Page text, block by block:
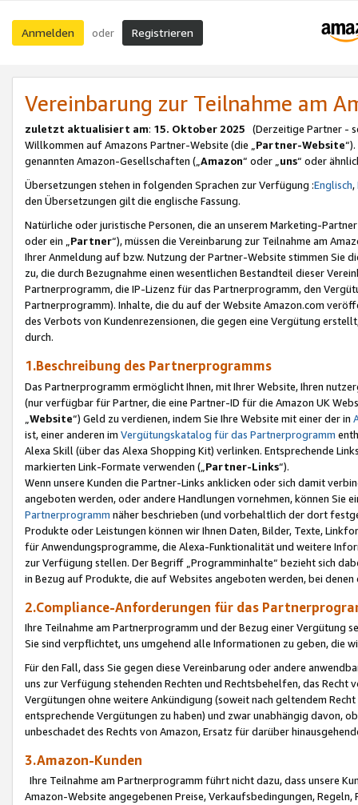
Anmelden oder Registrieren
Vereinbarung zur Teilnahme am
zuletzt aktualisiert am: 15. Oktober 2025 (Derzeitige Partner -
Willkommen auf Amazons Partner-Website (die „Partner-Website
genannten Amazon-Gesellschaften („Amazon“ oder „uns“ oder
Übersetzungen stehen in folgenden Sprachen zur Verfügung :Englisch,
den Übersetzungen gilt die englische Fassung.
Natürliche oder juristische Personen, die an unserem Marketing-
oder ein „Partner“), müssen die Vereinbarung zur Teilnahme am
Ihrer Anmeldung auf bzw. Nutzung der Partner-Website stimmen Sie
zu, die durch Bezugnahme einen wesentlichen Bestandteil dieser
Partnerprogramm, die IP-Lizenz für das Partnerprogramm, den
Partnerprogramm). Inhalte, die du auf der Website Amazon.com
des Verbots von Kundenrezensionen, die gegen eine Vergütung
durch.
1.Beschreibung des Partnerprogramms
Das Partnerprogramm ermöglicht Ihnen, mit Ihrer Website, Ihren
(nur verfügbar für Partner, die eine Partner-ID für die Amazon UK
Website“) Geld zu verdienen, indem Sie Ihre Website mit einer der in
ist, einer anderen im Vergütungskatalog für das Partnerprogramm
Alexa Skill (über das Alexa Shopping Kit) verlinken. Entsprechende
markierten Link-Formate verwenden („ Partner-Links“).
Wenn unsere Kunden die Partner-Links anklicken oder sich damit
angeboten werden, oder andere Handlungen vornehmen, können Sie
Partnerprogramm näher beschrieben (und vorbehaltlich der dort
Produkte oder Leistungen können wir Ihnen Daten, Bilder, Texte,
für Anwendungsprogramme, die Alexa-Funktionalität und weitere
zur Verfügung stellen. Der Begriff „Programminhalte“ bezieht sich
in Bezug auf Produkte, die auf Websites angeboten werden, bei
2.Compliance-Anforderungen für das
Ihre Teilnahme am Partnerprogramm und der Bezug einer Vergütung
Sie sind verpflichtet, uns umgehend alle Informationen zu geben, die
Für den Fall, dass Sie gegen diese Vereinbarung oder andere
uns zur Verfügung stehenden Rechten und Rechtsbehelfen, das
Vergütungen ohne weitere Ankündigung (soweit nach geltendem
entsprechende Vergütungen zu haben) und zwar unabhängig davon,
unbeschadet des Rechts von Amazon, Ersatz für darüber
3.Amazon-Kunden
Ihre Teilnahme am Partnerprogramm führt nicht dazu, dass unsere
Amazon-Website angegebenen Preise, Verkaufsbedingungen,